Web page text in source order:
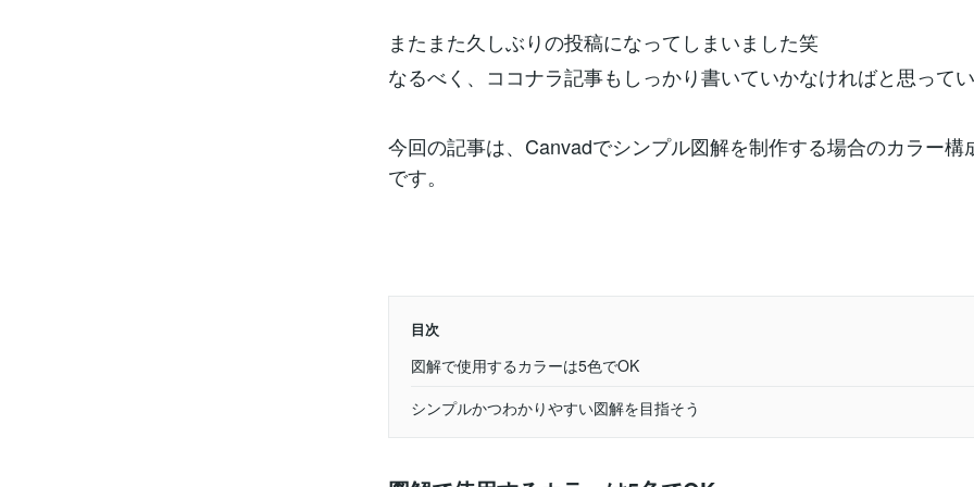
またまた久しぶりの投稿になってしまいました笑
なるべく、ココナラ記事もしっかり書いていかなければと思って
今回の記事は、Canvadでシンプル図解を制作する場合のカラー構
です。
目次
図解で使用するカラーは5色でOK
シンプルかつわかりやすい図解を目指そう